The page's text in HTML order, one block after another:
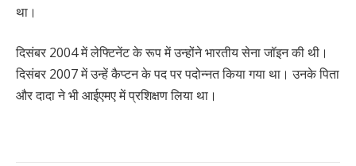
था।
दिसंबर 2004 में लेफ्टिनेंट के रूप में उन्होंने भारतीय सेना जॉइन की थी।
दिसंबर 2007 में उन्हें कैप्टन के पद पर पदोन्नत किया गया था। उनके पिता
और दादा ने भी आईएमए में प्रशिक्षण लिया था।